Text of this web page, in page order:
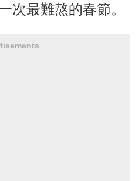
次最難熬的春節。